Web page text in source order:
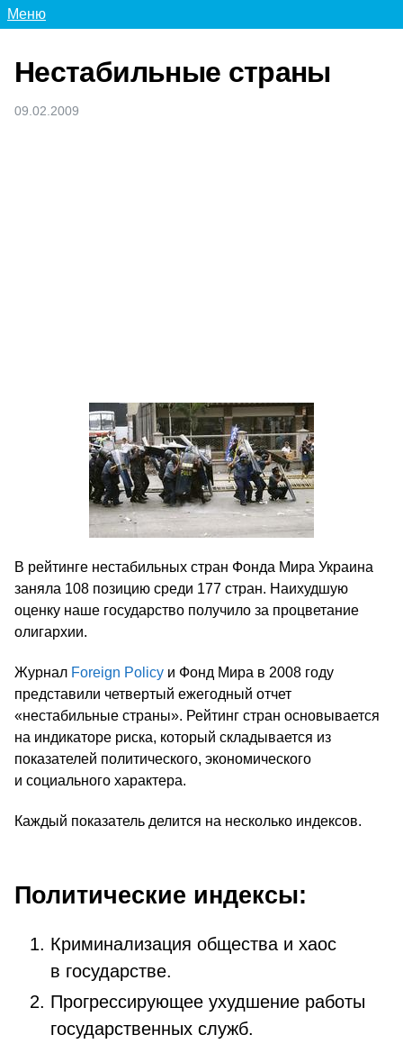
Меню
Нестабильные страны
09.02.2009
В рейтинге нестабильных стран Фонда Мира Украина
заняла 108 позицию среди 177 стран. Наихудшую
оценку наше государство получило за процветание
олигархии.
Журнал Foreign Policy и Фонд Мира в 2008 году
представили четвертый ежегодный отчет
«нестабильные страны». Рейтинг стран основывается
на индикаторе риска, который складывается из
показателей политического, экономического
и социального характера.
Каждый показатель делится на несколько индексов.
Политические индексы:
Криминализация общества и хаос
в государстве.
Прогрессирующее ухудшение работы
государственных служб.